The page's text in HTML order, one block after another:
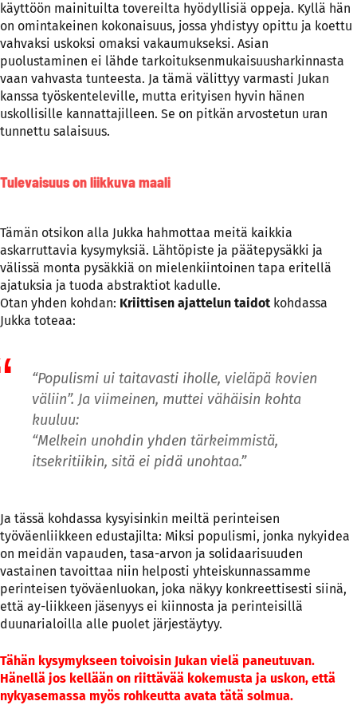
käyttöön mainituilta tovereilta hyödyllisiä oppeja. Kyllä hän
on omintakeinen kokonaisuus, jossa yhdistyy opittu ja koettu
vahvaksi uskoksi omaksi vakaumukseksi. Asian
puolustaminen ei lähde tarkoituksenmukaisuusharkinnasta
vaan vahvasta tunteesta. Ja tämä välittyy varmasti Jukan
kanssa työskenteleville, mutta erityisen hyvin hänen
uskollisille kannattajilleen. Se on pitkän arvostetun uran
tunnettu salaisuus.
Tulevaisuus on liikkuva maali
Tämän otsikon alla Jukka hahmottaa meitä kaikkia
askarruttavia kysymyksiä. Lähtöpiste ja päätepysäkki ja
välissä monta pysäkkiä on mielenkiintoinen tapa eritellä
ajatuksia ja tuoda abstraktiot kadulle.
Otan yhden kohdan: Kriittisen ajattelun taidot kohdassa
Jukka toteaa:
“Populismi ui taitavasti iholle, vieläpä kovien
väliin”. Ja viimeinen, muttei vähäisin kohta
kuuluu:
“Melkein unohdin yhden tärkeimmistä,
itsekritiikin, sitä ei pidä unohtaa.”
Ja tässä kohdassa kysyisinkin meiltä perinteisen
työväenliikkeen edustajilta: Miksi populismi, jonka nykyidea
on meidän vapauden, tasa-arvon ja solidaarisuuden
vastainen tavoittaa niin helposti yhteiskunnassamme
perinteisen työväenluokan, joka näkyy konkreettisesti siinä,
että ay-liikkeen jäsenyys ei kiinnosta ja perinteisillä
duunarialoilla alle puolet järjestäytyy.
Tähän kysymykseen toivoisin Jukan vielä paneutuvan.
Hänellä jos kellään on riittävää kokemusta ja uskon, että
nykyasemassa myös rohkeutta avata tätä solmua.